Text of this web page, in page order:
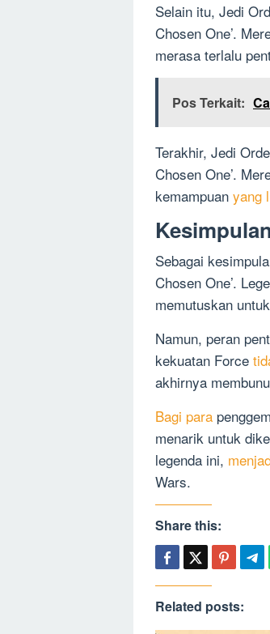
Selain itu, Jedi
Chosen One’.
merasa terlalu
Pos Terkait:
Terakhir, Jedi
Chosen One’.
kemampuan yang
Sebagai
Chosen One’.
memutuskan
Namun, peran
kekuatan Force
akhirnya
Bagi para
menarik untuk
legenda ini,
Wars.
Share this:
Related posts: